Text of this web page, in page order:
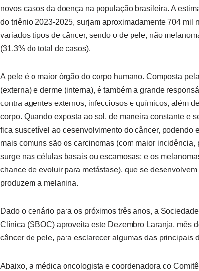
novos casos da doença na população brasileira. A
do triênio 2023-2025, surjam aproximadamente 704 mil
variados tipos de câncer, sendo o de pele, não
(31,3% do total de casos).
A pele é o maior órgão do corpo humano. Composta
(externa) e derme (interna), é também a grande
contra agentes externos, infecciosos e químicos, além
corpo. Quando exposta ao sol, de maneira constante e
fica suscetível ao desenvolvimento do câncer, podendo
mais comuns são os carcinomas (com maior incidência,
surge nas células basais ou escamosas; e os
chance de evoluir para metástase), que se
produzem a melanina.
Dado o cenário para os próximos três anos, a
Clínica (SBOC) aproveita este Dezembro Laranja, mês
câncer de pele, para esclarecer algumas das principais
Abaixo, a médica oncologista e coordenadora do